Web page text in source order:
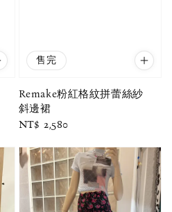
售完
Remake粉紅格紋拼蕾絲紗
斜邊裙
Regular
NT$ 2,580